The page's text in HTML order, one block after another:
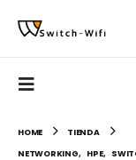
HOME
TIENDA
NETWORKING, HPE,